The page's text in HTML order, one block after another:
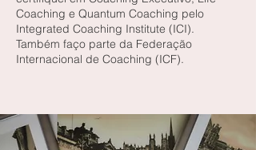
Coaching e Quantum Coaching pelo
Integrated Coaching Institute (ICI).
Também faço parte da Federação
Internacional de Coaching (ICF).